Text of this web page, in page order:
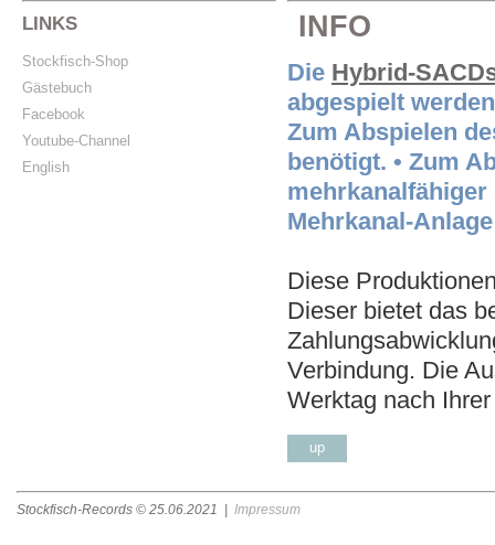
LINKS
Stockfisch-Shop
Gästebuch
Facebook
Youtube-Channel
English
INFO
Die Hybrid-
abgespielt
Zum Abspielen
benötigt. • Zum
mehrkanalfähiger
Mehrkanal-
Diese
Dieser bietet das
Verbindung. Die
Werktag nach
up
Stockfisch-Records © 25.06.2021 Impressum